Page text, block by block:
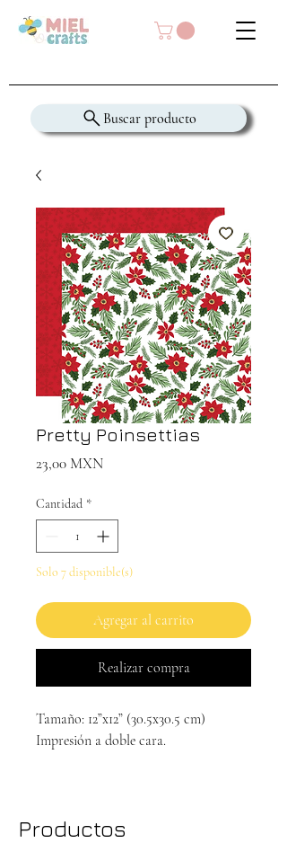
Buscar producto
Pretty Poinsettias
23,00 MXNPrecio
Cantidad *
Solo 7 disponible(s)
Agregar al carrito
Realizar compra
Tamaño: 12”x12” (30.5x30.5 cm)
Impresión a doble cara.
Productos